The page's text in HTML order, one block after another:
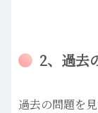
2、過去
過去の問題を見